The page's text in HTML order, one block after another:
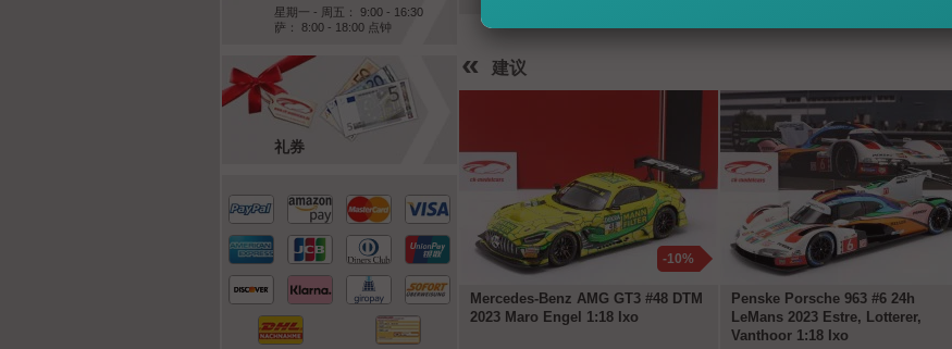
星期一 - 周五： 9:00 - 16:30
萨： 8:00 - 18:00 点钟
礼券
« 建议
Mazda 787B #55 优胜者 24h
LeMans 1991 Weidler, Herbert,
Gachot 1:18 WERK83
-10%
Mercedes-Benz AMG GT3 #48 DTM
2023 Maro Engel 1:18 Ixo
Penske Porsche 963 #6 24h
LeMans 2023 Estre, Lotterer,
Vanthoor 1:18 Ixo